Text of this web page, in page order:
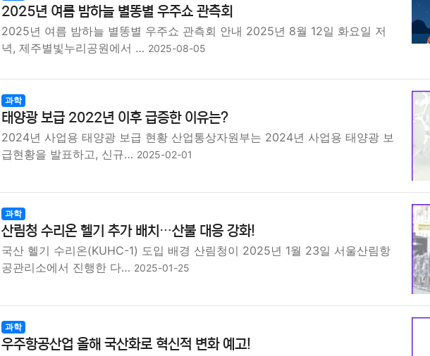
2025년 여름 밤하늘 별똥별 우주쇼 관측회
2025년 여름 밤하늘 별똥별 우주쇼 관측회 안내 2025년 8월 12일 화요일 저
녁, 제주별빛누리공원에서 … 2025-08-05
과학
태양광 보급 2022년 이후 급증한 이유는?
2024년 사업용 태양광 보급 현황 산업통상자원부는 2024년 사업용 태양광 보
급현황을 발표하고, 신규… 2025-02-01
과학
산림청 수리온 헬기 추가 배치…산불 대응 강화!
국산 헬기 수리온(KUHC-1) 도입 배경 산림청이 2025년 1월 23일 서울산림항
공관리소에서 진행한 다… 2025-01-25
과학
우주항공산업 올해 국산화로 혁신적 변화 예고!